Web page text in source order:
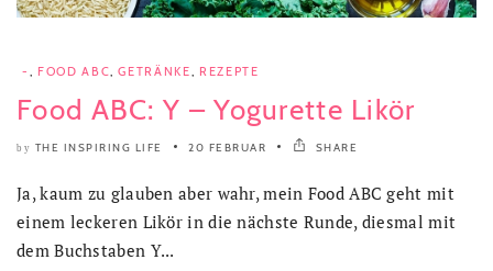
- , FOOD ABC,GETRÄNKE, REZEPTE
Food ABC: Y – Yogurette Likör
by THE INSPIRING LIFE 20 FEBRUAR SHARE
Ja, kaum zu glauben aber wahr, mein Food ABC geht mit
einem leckeren Likör in die nächste Runde, diesmal mit
dem Buchstaben Y...